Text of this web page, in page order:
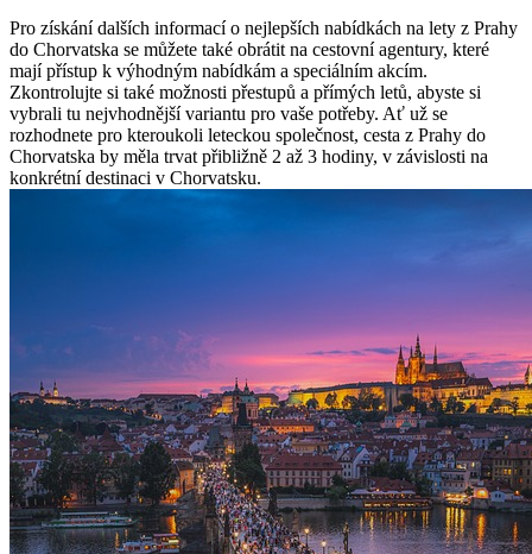
Pro získání dalších informací o nejlepších nabídkách na lety z Prahy
do Chorvatska se můžete také obrátit na cestovní agentury, které
mají přístup k výhodným nabídkám a speciálním akcím.
Zkontrolujte si také možnosti přestupů a přímých letů, abyste si
vybrali tu nejvhodnější variantu pro vaše potřeby. Ať už se
rozhodnete pro kteroukoli leteckou společnost, cesta z Prahy do
Chorvatska by měla trvat přibližně 2 až 3 hodiny, v závislosti na
konkrétní destinaci v Chorvatsku.